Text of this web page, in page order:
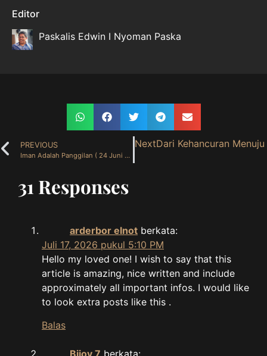
Editor
Paskalis Edwin I Nyoman Paska
PREVIOUS
Iman Adalah Panggilan ( 24 Juni 2026 )
NextDari Kehancuran
31 Responses
arderbor elnot berkata:
Juli 17, 2026 pukul 5:10 PM
Hello my loved one! I wish to say that this
article is amazing, nice written and include
approximately all important infos. I would like
to look extra posts like this .
Balas
Bijoy 7 berkata: